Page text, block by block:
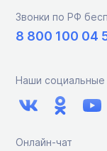
Звонки по РФ
8 800 100 04
Наши социальные
Онлайн-чат